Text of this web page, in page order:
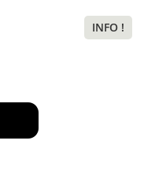
INFO !